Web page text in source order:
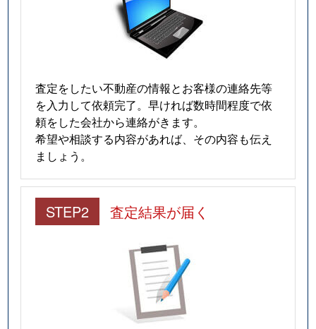
査定をしたい不動産の情報とお客様の連絡先等
を入力して依頼完了。早ければ数時間程度で依
頼をした会社から連絡がきます。
希望や相談する内容があれば、その内容も伝え
ましょう。
STEP2 査定結果が届く